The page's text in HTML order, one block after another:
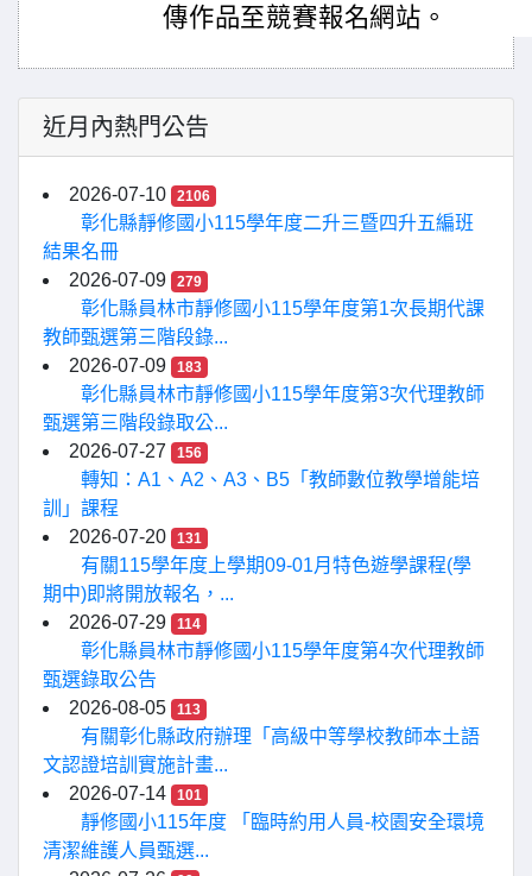
傳作品至競賽報名網站。
近月內熱門公告
2026-07-10 2106
彰化縣靜修國小115學年度二升三暨四升五編班
結果名冊
2026-07-09
279
彰化縣員林市靜修國小115學年度第1次長期代課
教師甄選第三階段錄...
2026-07-09
183
彰化縣員林市靜修國小115學年度第3次代理教師
甄選第三階段錄取公...
2026-07-27
156
轉知：A1、A2、A3、B5「教師數位教學增能培
訓」課程
2026-07-20
131
有關115學年度上學期09-01月特色遊學課程(學
期中)即將開放報名，...
2026-07-29
114
彰化縣員林市靜修國小115學年度第4次代理教師
甄選錄取公告
2026-08-05
113
有關彰化縣政府辦理「高級中等學校教師本土語
文認證培訓實施計畫...
2026-07-14
101
靜修國小115年度 「臨時約用人員-校園安全環境
清潔維護人員甄選...